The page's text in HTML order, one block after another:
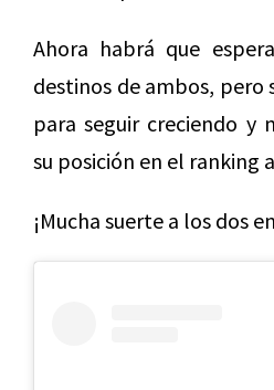
Ahora habrá que
destinos de ambos, pero
para seguir creciendo y
su posición en el ranking
¡Mucha suerte a los dos